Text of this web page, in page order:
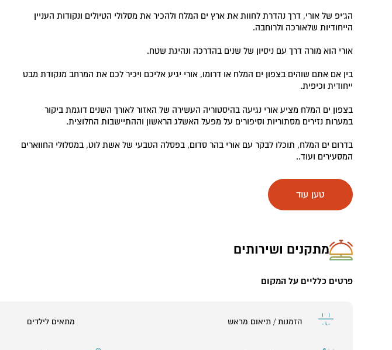
הג'יפ של אורי, דרך נהדרת לחוות את ארץ ים המלח ולהכיר את מסלולי הטיולים ונקודות העניין
הייחודיות שלאורכה ולרוחבה.
אורי הוא מורה דרך עם ניסיון של שנים בהדרכה ונהיגת שטח.
בין אם אתם שוהים בצפון ים המלח או דרומו, אורי יגיע אליכם ויכיר לכם את המרחב מנקודת מבט
ייחודית וכיפית.
בצפון ים המלח מציע אורי נגיעה בהיסטוריה העשירה של האזור לאורך השנים דוגמת ביקור
במערות נזירים מסתוריות וסיפורים על מפעל האשלג הראשון וההתיישבות החלוצית.
בדרום ים המלח, תוכלו לבקר עם אורי בהר סדום, בפסלה הטבעי של אשת לוט, במסלולי החווארים
המסעירים ועוד..
הנאה בדרך…
טען עוד
מתקנים ושירותים
פרטים כלליים על המקום
הזמנות / תיאום מראש מתאים לילדים